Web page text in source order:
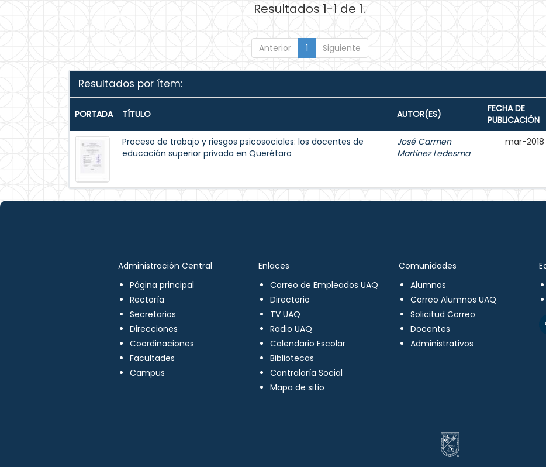
Resultados 1-1 de 1.
Anterior 1 Siguiente
Resultados por ítem:
PORTADA TÍTULO AUTOR(ES)
FECHA DE
PUBLICACIÓN
Proceso de trabajo y riesgos psicosociales: los docentes de
educación superior privada en Querétaro
José Carmen
Martinez Ledesma
mar-2018
Administración Central
Página principal
Rectoría
Secretarios
Direcciones
Coordinaciones
Facultades
Campus
Enlaces
Correo de Empleados UAQ
Directorio
TV UAQ
Radio UAQ
Calendario Escolar
Bibliotecas
Contraloría Social
Mapa de sitio
Comunidades
Alumnos
Correo Alumnos UAQ
Solicitud Correo
Docentes
Administrativos